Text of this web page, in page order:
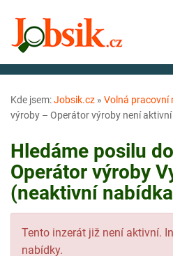
Kde jsem:Jobsik.cz » Volná pracovní
výroby – Operátor výroby není aktivní
Hledáme posilu
Operátor výroby
(neaktivní
Tento inzerát již není aktivní.
nabídky.